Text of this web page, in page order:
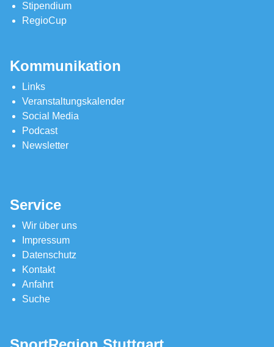
Stipendium
RegioCup
Kommunikation
Links
Veranstaltungskalender
Social Media
Podcast
Newsletter
Service
Wir über uns
Impressum
Datenschutz
Kontakt
Anfahrt
Suche